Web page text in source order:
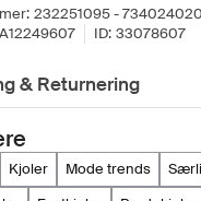
232251095 -
ID: 33078607
& Returnering
kjoler mode trends